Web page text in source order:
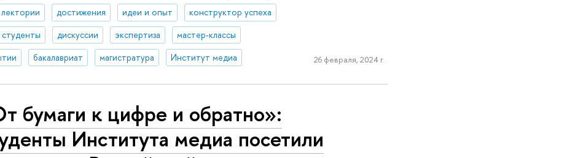
лектории достижения идеи и опыт
конструктор успеха
студенты дискуссии экспертиза
мастер-классы
бакалавриат магистратура Институт медиа 26 февраля, 2024 г.
бумаги к цифре и обратно»:
Института медиа посетили